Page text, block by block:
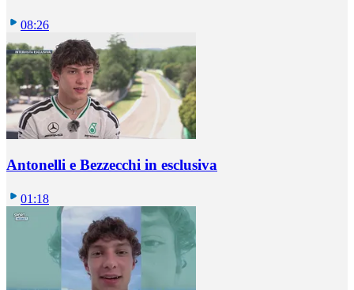
08:26
Antonelli e Bezzecchi in esclusiva
01:18